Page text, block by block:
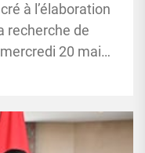
à l’élaboration
recherche de
20 mai